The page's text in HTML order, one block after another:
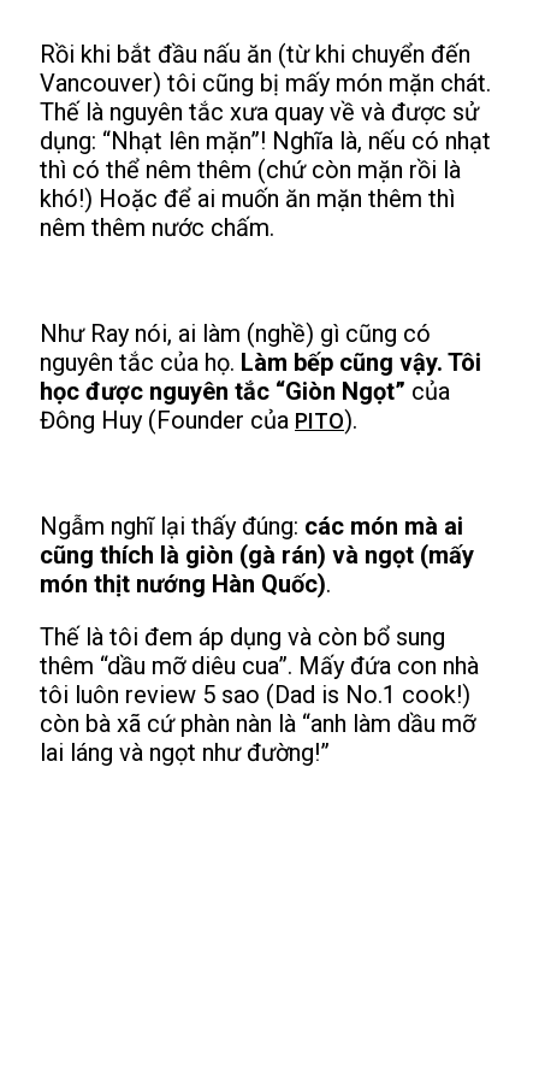
Rồi khi bắt đầu nấu ăn (từ khi chuyển đến
Vancouver) tôi cũng bị mấy món mặn chát.
Thế là nguyên tắc xưa quay về và được sử
dụng: “Nhạt lên mặn”! Nghĩa là, nếu có nhạt
thì có thể nêm thêm (chứ còn mặn rồi là
khó!) Hoặc để ai muốn ăn mặn thêm thì
nêm thêm nước chấm.
Như Ray nói, ai làm (nghề) gì cũng có
nguyên tắc của họ. Làm bếp cũng vậy. Tôi
học được nguyên tắc “Giòn Ngọt” của
Đông Huy (Founder của PITO).
Ngẫm nghĩ lại thấy đúng: các món mà ai
cũng thích là giòn (gà rán) và ngọt (mấy
món thịt nướng Hàn Quốc).
Thế là tôi đem áp dụng và còn bổ sung
thêm “dầu mỡ diêu cua”. Mấy đứa con nhà
tôi luôn review 5 sao (Dad is No.1 cook!)
còn bà xã cứ phàn nàn là “anh làm dầu mỡ
lai láng và ngọt như đường!”